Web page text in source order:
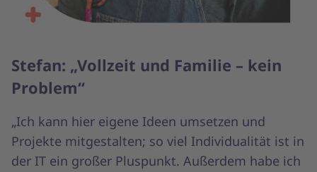
Stefan: „Vollzeit und Familie – kein
Problem“
„Ich kann hier eigene Ideen umsetzen und
Projekte mitgestalten; so viel Individualität ist in
der IT ein großer Pluspunkt. Außerdem habe ich